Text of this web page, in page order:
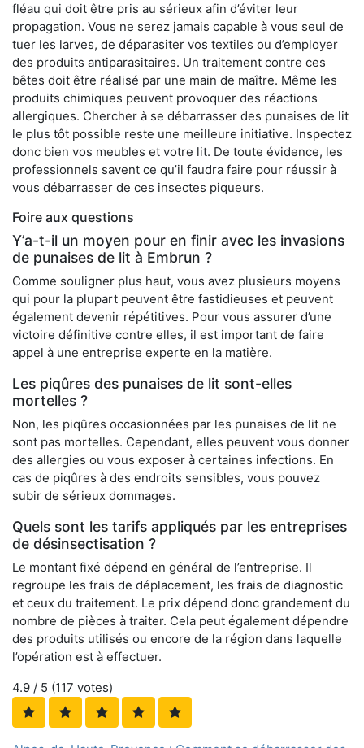
fléau qui doit être pris au sérieux afin d’éviter leur
propagation. Vous ne serez jamais capable à vous seul de
tuer les larves, de déparasiter vos textiles ou d’employer
des produits antiparasitaires. Un traitement contre ces
bêtes doit être réalisé par une main de maître. Même les
produits chimiques peuvent provoquer des réactions
allergiques. Chercher à se débarrasser des punaises de lit
le plus tôt possible reste une meilleure initiative. Inspectez
donc bien vos meubles et votre lit. De toute évidence, les
professionnels savent ce qu’il faudra faire pour réussir à
vous débarrasser de ces insectes piqueurs.
Foire aux questions
Y’a-t-il un moyen pour en finir avec les invasions
de punaises de lit à Embrun ?
Comme souligner plus haut, vous avez plusieurs moyens
qui pour la plupart peuvent être fastidieuses et peuvent
également devenir répétitives. Pour vous assurer d’une
victoire définitive contre elles, il est important de faire
appel à une entreprise experte en la matière.
Les piqûres des punaises de lit sont-elles
mortelles ?
Non, les piqûres occasionnées par les punaises de lit ne
sont pas mortelles. Cependant, elles peuvent vous donner
des allergies ou vous exposer à certaines infections. En
cas de piqûres à des endroits sensibles, vous pouvez
subir de sérieux dommages.
Quels sont les tarifs appliqués par les entreprises
de désinsectisation ?
Le montant fixé dépend en général de l’entreprise. Il
regroupe les frais de déplacement, les frais de diagnostic
et ceux du traitement. Le prix dépend donc grandement du
nombre de pièces à traiter. Cela peut également dépendre
des produits utilisés ou encore de la région dans laquelle
l’opération est à effectuer.
4.9 / 5 (117 votes)